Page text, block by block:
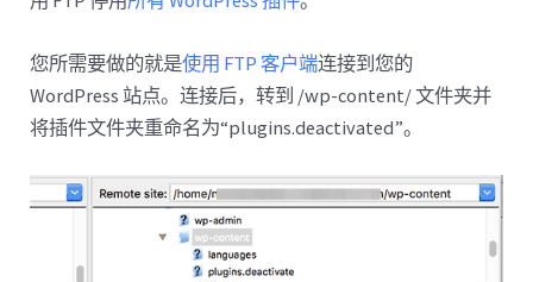
您所需要做的就是使用 FTP 客户端连接到您的
WordPress 站点。连接后，转到 /wp-content/ 文件夹并
将插件文件夹重命名为“plugins.deactivated”。